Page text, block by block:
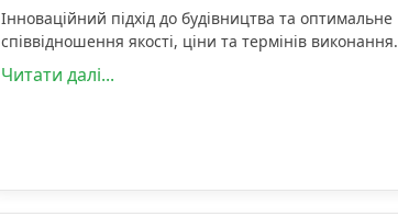
Інноваційний підхід до будівництва та оптимальне
співвідношення якості, ціни та термінів виконання.
Читати далі...